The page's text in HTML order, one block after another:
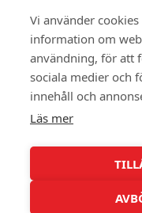
CONTACTS
+46 070 0122 333
Företagsvägen 10, 227 61
Lund@speedyphonefix.net
Vi använder
information om
användning, för att
sociala medier och
innehåll och
Läs mer